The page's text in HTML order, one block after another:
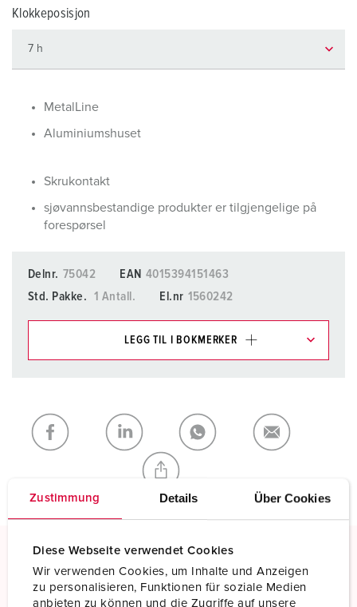
Zustimmung Details Über Cookies
Diese Webseite verwendet Cookies
Wir verwenden Cookies, um Inhalte und Anzeigen
zu personalisieren, Funktionen für soziale Medien
anbieten zu können und die Zugriffe auf unsere
Klokkeposisjon
MetalLine
Aluminiumshuset
Skrukontakt
sjøvannsbestandige produkter er tilgjengelige på
forespørsel
Delnr. 75042 EAN 4015394151463
Std. Pakke.
1 Antall. El.nr 1560242
LEGG TIL I BOKMERKER
Min liste LEGG TIL
OPPRETT EN NY LISTE
Skrukontakt
Standard skruklemmeteknikk